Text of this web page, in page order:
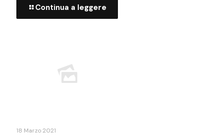
Continua a leggere
18 Marzo 2021